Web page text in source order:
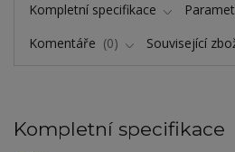
Kompletní specifikace
Komentáře
0 Související
Kompletní specifikace